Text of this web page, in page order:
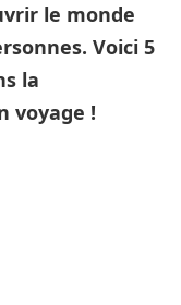
le monde
Voici 5
la
voyage !